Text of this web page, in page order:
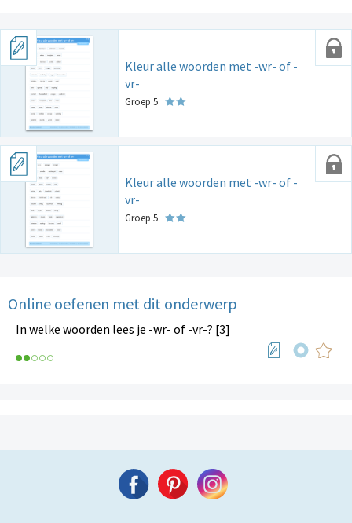
Kleur alle woorden met -wr- of -
vr-
Groep 5
Kleur alle woorden met -wr- of -
vr-
Groep 5
Online oefenen met dit onderwerp
In welke woorden lees je -wr- of -vr-? [3]